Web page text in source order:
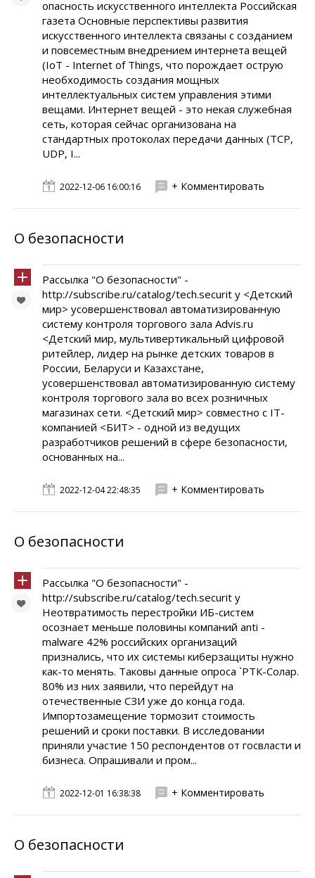
опасность искусственного интеллекта Российская
газета Основные перспективы развития
искусственного интеллекта связаны с созданием
и повсеместным внедрением интернета вещей
(IoT - Internet of Things, что порождает острую
необходимость создания мощных
интеллектуальных систем управления этими
вещами. Интернет вещей - это некая служебная
сеть, которая сейчас организована на
стандартных протоколах передачи данных (TCP,
UDP, I...
2022-12-06 16:00:16 + Комментировать
О безопасности
Рассылка "О безопасности" -
http://subscribe.ru/catalog/tech.securit y <Детский
мир> усовершенствовал автоматизированную
систему контроля торгового зала Advis.ru
<Детский мир, мультивертикальный цифровой
ритейлер, лидер на рынке детских товаров в
России, Беларуси и Казахстане,
усовершенствовал автоматизированную систему
контроля торгового зала во всех розничных
магазинах сети. <Детский мир> совместно с IT-
компанией <БИТ> - одной из ведущих
разработчиков решений в сфере безопасности,
основанных на...
2022-12-04 22:48:35 + Комментировать
О безопасности
Рассылка "О безопасности" -
http://subscribe.ru/catalog/tech.securit y
Неотвратимость перестройки ИБ-систем
осознает меньше половины компаний anti -
malware 42% российских организаций
признались, что их системы киберзащиты нужно
как-то менять. Таковы данные опроса `РТК-Солар.
80% из них заявили, что перейдут на
отечественные СЗИ уже до конца года.
Импортозамещение тормозит стоимость
решений и сроки поставки. В исследовании
приняли участие 150 респондентов от госвласти и
бизнеса. Опрашивали и пром...
2022-12-01 16:38:38 + Комментировать
О безопасности